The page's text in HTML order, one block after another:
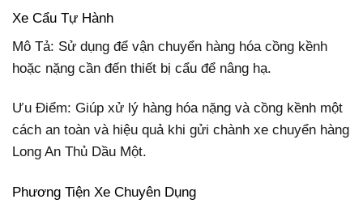
Xe Cẩu Tự Hành
Mô Tả: Sử dụng để vận chuyển hàng hóa cồng kềnh
hoặc nặng cần đến thiết bị cẩu để nâng hạ.
Ưu Điểm: Giúp xử lý hàng hóa nặng và cồng kềnh một
cách an toàn và hiệu quả khi gửi chành xe chuyển hàng
Long An Thủ Dầu Một.
Phương Tiện Xe Chuyên Dụng